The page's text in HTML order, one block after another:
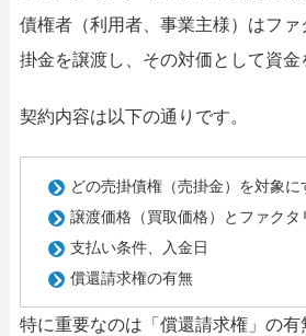
債権者（利用者、事業主様）はフ
掛金を譲渡し、その対価として資金
契約内容は以下の通りです。
どの売掛債権（売掛金）を対象に
譲渡価格（買取価格）とファク
支払い条件、入金日
償還請求権の有無
特に重要なのは「償還請求権」の有